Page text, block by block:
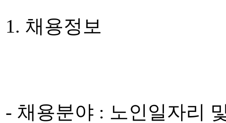
1. 채용정보
- 채용분야 : 노인일자리